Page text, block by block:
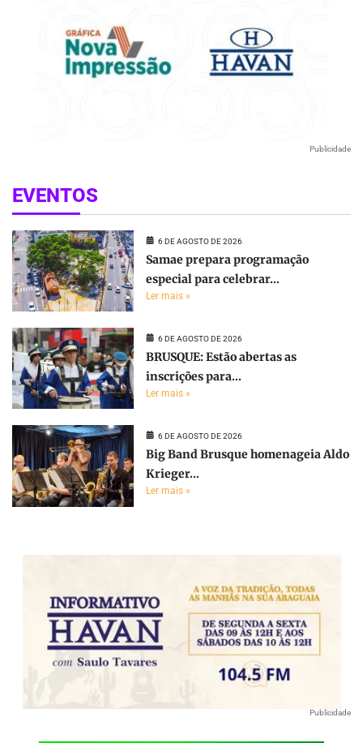
Publicidade
EVENTOS
6 DE AGOSTO DE 2026
Samae prepara programação
especial para celebrar...
Ler mais »
6 DE AGOSTO DE 2026
BRUSQUE: Estão abertas as
inscrições para...
Ler mais »
6 DE AGOSTO DE 2026
Big Band Brusque homenageia Aldo
Krieger...
Ler mais »
Publicidade